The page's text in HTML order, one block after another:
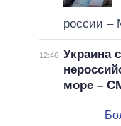
россии
12:46 Украина
море –